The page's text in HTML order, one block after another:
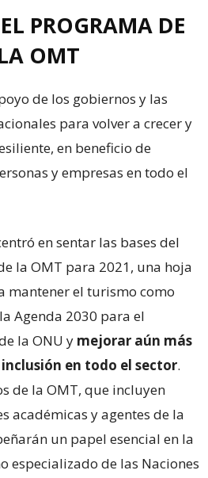
PROGRAMA DE
OMT
de los gobiernos y las
para volver a crecer y
en beneficio de
y empresas en todo el
en sentar las bases del
la OMT para 2021, una hoja
mantener el turismo como
Agenda 2030 para el
la ONU y mejorar aún más
en todo el sector.
de la OMT, que incluyen
académicas y agentes de la
un papel esencial en la
especializado de las Naciones